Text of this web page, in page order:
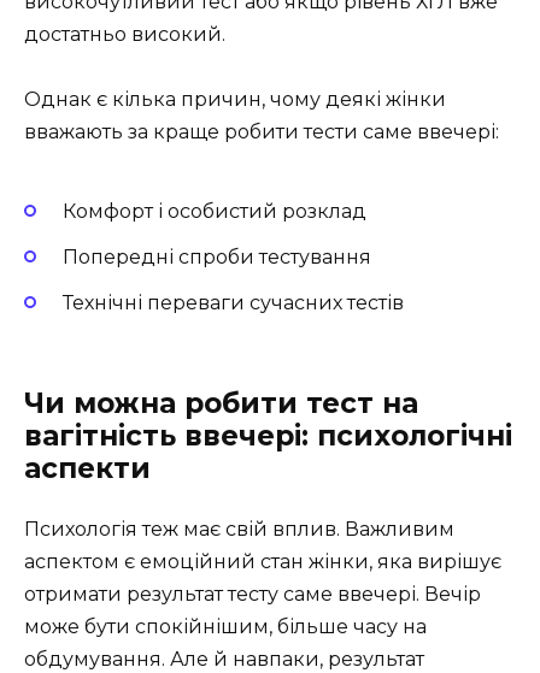
достатньо високий.
Однак є кілька причин, чому деякі жінки
вважають за краще робити тести саме ввечері:
Комфорт і особистий розклад
Попередні спроби тестування
Технічні переваги сучасних тестів
Чи можна робити тест на
вагітність ввечері: психологічні
аспекти
Психологія теж має свій вплив. Важливим
аспектом є емоційний стан жінки, яка вирішує
отримати результат тесту саме ввечері. Вечір
може бути спокійнішим, більше часу на
обдумування. Але й навпаки, результат